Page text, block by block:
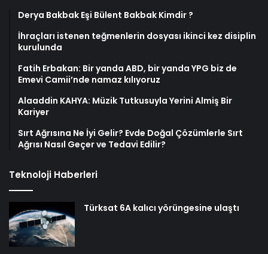
Derya Bakbak Eşi Bülent Bakbak Kimdir ?
İhraçları istenen teğmenlerin dosyası ikinci kez disiplin
kurulunda
Fatih Erbakan: Bir yanda ABD, bir yanda YPG biz de
Emevi Camii’nde namaz kılıyoruz
Alaaddin KAHYA: Müzik Tutkusuyla Yerini Almiş Bir
Kariyer
Sırt Ağrısına Ne İyi Gelir? Evde Doğal Çözümlerle Sırt
Ağrısı Nasıl Geçer ve Tedavi Edilir?
Teknoloji Haberleri
Türksat 6A kalıcı yörüngesine ulaştı